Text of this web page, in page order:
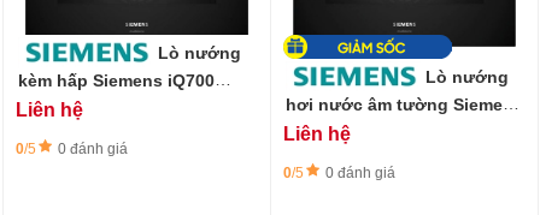
Lò nướng
kèm hấp Siemens iQ700
CS958GCB1 - kích thước 45
Liên hệ
0/5 0 đánh giá
Lò nướng
hơi nước âm tường Siemens
CS958GDD1 iQ700 nhỏ gọn
60 x 45 cm màu đen
Liên hệ
0/5 0 đánh giá